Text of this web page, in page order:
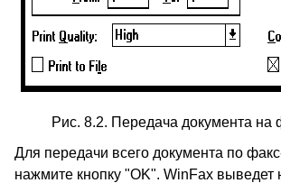
Рис. 8.2. Передача документа на
Для передачи всего документа по
нажмите кнопку "OK". WinFax выведет